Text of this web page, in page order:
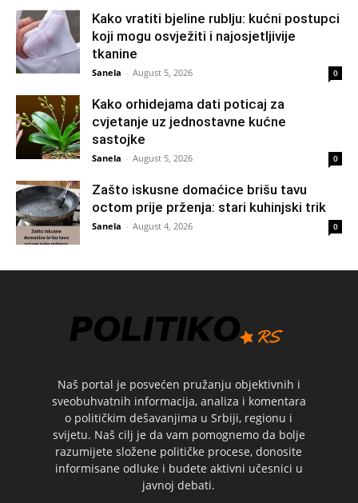
Kako vratiti bjeline rublju: kućni postupci
koji mogu osvježiti i najosjetljivije
tkanine
Sanela - August 5, 2026 0
Kako orhidejama dati poticaj za
cvjetanje uz jednostavne kućne
sastojke
Sanela - August 5, 2026 0
Zašto iskusne domaćice brišu tavu
octom prije prženja: stari kuhinjski trik
Sanela - August 4, 2026 0
Naš portal je posvećen pružanju objektivnih i
sveobuhvatnih informacija, analiza i komentara
o političkim dešavanjima u Srbiji, regionu i
svijetu. Naš cilj je da vam pomognemo da bolje
razumijete složene političke procese, donosite
informisane odluke i budete aktivni učesnici u
javnoj debati.